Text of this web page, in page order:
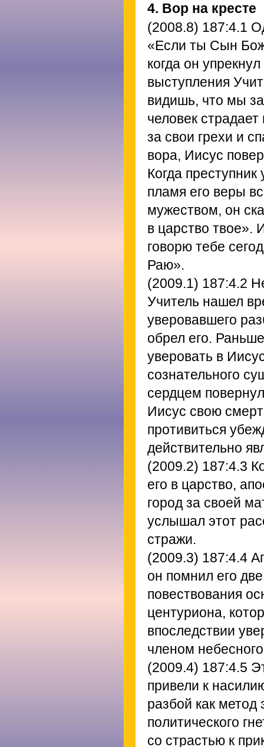
4. Вор на кресте
(2008.8) 187:4.1
«Если ты Сын
когда он
выступления
видишь, что мы
человек
за свои грехи и
вора, Иисус
Когда
пламя его веры
мужеством, он
в царство твое».
говорю тебе
Раю».
(2009.1) 187:4.2
Учитель нашел
уверовавшего
обрел его.
уверовать в
сознательного
сердцем
Иисус свою
противиться
действительно
(2009.2) 187:4.3
его в царство,
город за своей
услышал этот
стражи.
(2009.3) 187:4.4
он помнил его
повествования
центуриона,
впоследствии
членом
(2009.4) 187:4.5
привели к
разбой как метод
политического
со страстью к